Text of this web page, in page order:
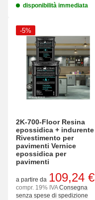
disponibilità immediata
-5%
2K-700-Floor Resina
epossidica + indurente
Rivestimento per
pavimenti Vernice
epossidica per
pavimenti
a partire da 109,24 €
compr. 19% IVAConsegna
senza spese di spedizione